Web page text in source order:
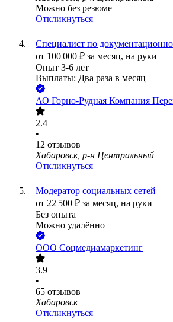
Можно без резюме
Откликнуться
Специалист по
от 100 000 ₽ за месяц, на руки
Опыт 3-6 лет
Выплаты: Два раза в месяц
АО Горно-Рудная Компания
2.4
•
12 отзывов
Хабаровск, р-н Центральный
Откликнуться
Модератор социальных сетей
от 22 500 ₽ за месяц, на руки
Без опыта
Можно удалённо
ООО Соцмедиамаркетинг
3.9
•
65 отзывов
Хабаровск
Откликнуться